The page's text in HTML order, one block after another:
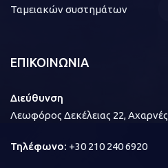
Ταμειακών συστημάτων
ΕΠΙΚΟΙΝΩΝΙΑ
Διεύθυνση
Λεωφόρος Δεκέλειας 22, Αχαρνές
Τηλέφωνο: +30 210 240 6920